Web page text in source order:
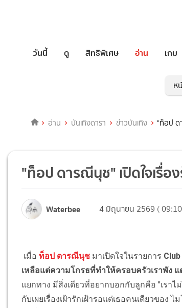
วันนี้ ดู สิทธิพิเศษ อ่าน เกม
ห
อ่าน บันเทิงดารา ข่าวบันเทิง "ท็อป ด
"ท็อป ดารณีนุช" เปิดใจเรื่
Waterbee 4 มิถุนายน 2569 (
เมื่อท็อป ดารณีนุช มาเปิดใจในรายการ
เหลือแต่ความโกรธที่ทำให้ครอบครัวเราพัง
แยกทาง มีสิ่งเดียวที่อยากบอกกับลูกคือ "เรา
กับเผยเรื่องเฝ้ารักเฝ้ารอแต่เธอคนเดียวของ